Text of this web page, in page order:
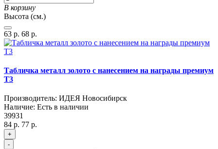
В корзину
Высота (см.)
63 р. 68 р.
Табличка металл золото с нанесением на награды премиум
T3
Производитель: ИДЕЯ Новосибирск
Наличие: Есть в наличии
39931
84 р. 77 р.
+
-